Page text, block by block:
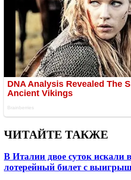
ЧИТАЙТЕ ТАКЖЕ
В Италии двое суток
лотерейный билет с